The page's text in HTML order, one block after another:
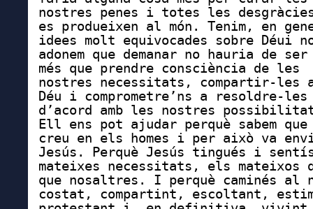
nostres penes i totes les
es produeixen al món. Tenim, en
idees molt equivocades sobre Déui
adonem que demanar no hauria de
més que prendre consciència de les
nostres necessitats, compartir-les
Déu i comprometre’ns a resoldre-les
d’acord amb les nostres
Ell ens pot ajudar perquè sabem
creu en els homes i per això va
Jesús. Perquè Jesús tingués i
mateixes necessitats, els mateixos
que nosaltres. I perquè caminés al
costat, compartint, escoltant,